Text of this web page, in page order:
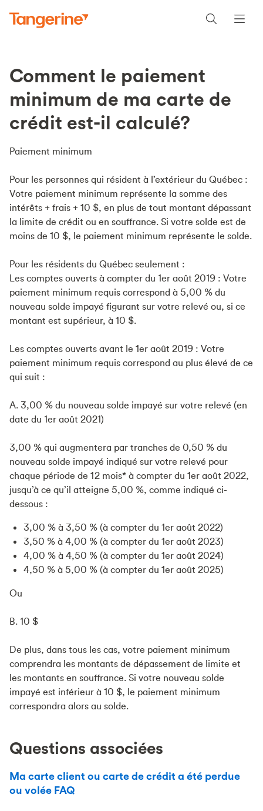
Comment le paiement
minimum de ma carte de
crédit est-il calculé?
Paiement minimum
Pour les personnes qui résident à l’extérieur du Québec :
Votre paiement minimum représente la somme des
intérêts + frais + 10 $, en plus de tout montant dépassant
la limite de crédit ou en souffrance. Si votre solde est de
moins de 10 $, le paiement minimum représente le solde.
Pour les résidents du Québec seulement :
Les comptes ouverts à compter du 1er août 2019 : Votre
paiement minimum requis correspond à 5,00 % du
nouveau solde impayé figurant sur votre relevé ou, si ce
montant est supérieur, à 10 $.
Les comptes ouverts avant le 1er août 2019 : Votre
paiement minimum requis correspond au plus élevé de ce
qui suit :
A. 3,00 % du nouveau solde impayé sur votre relevé (en
date du 1er août 2021)
3,00 % qui augmentera par tranches de 0,50 % du
nouveau solde impayé indiqué sur votre relevé pour
chaque période de 12 mois* à compter du 1er août 2022,
jusqu’à ce qu’il atteigne 5,00 %, comme indiqué ci-
dessous :
3,00 % à 3,50 % (à compter du 1er août 2022)
3,50 % à 4,00 % (à compter du 1er août 2023)
4,00 % à 4,50 % (à compter du 1er août 2024)
4,50 % à 5,00 % (à compter du 1er août 2025)
Ou
B. 10 $
De plus, dans tous les cas, votre paiement minimum
comprendra les montants de dépassement de limite et
les montants en souffrance. Si votre nouveau solde
impayé est inférieur à 10 $, le paiement minimum
correspondra alors au solde.
Questions associées
Ma carte client ou carte de crédit a été perdue
ou volée FAQ